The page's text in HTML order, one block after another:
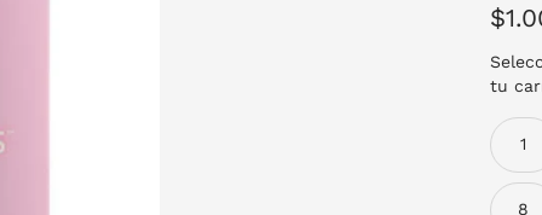
tu
1
8